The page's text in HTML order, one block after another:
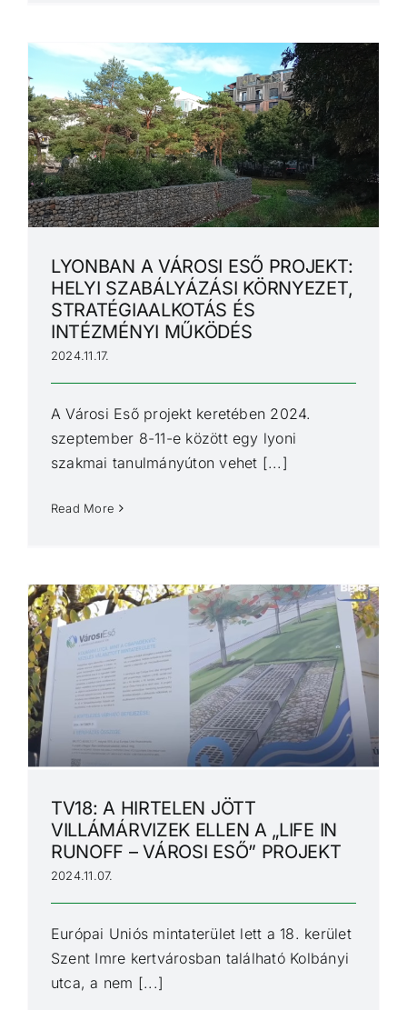
LYONBAN A VÁROSI ESŐ PROJEKT:
HELYI SZABÁLYÁZÁSI KÖRNYEZET,
STRATÉGIAALKOTÁS ÉS
INTÉZMÉNYI MŰKÖDÉS
2024.11.17.
A Városi Eső projekt keretében 2024.
szeptember 8-11-e között egy lyoni
szakmai tanulmányúton vehet [...]
Read More
TV18: A HIRTELEN JÖTT
VILLÁMÁRVIZEK ELLEN A „LIFE IN
RUNOFF – VÁROSI ESŐ” PROJEKT
2024.11.07.
Európai Uniós mintaterület lett a 18. kerület
Szent Imre kertvárosban található Kolbányi
utca, a nem [...]